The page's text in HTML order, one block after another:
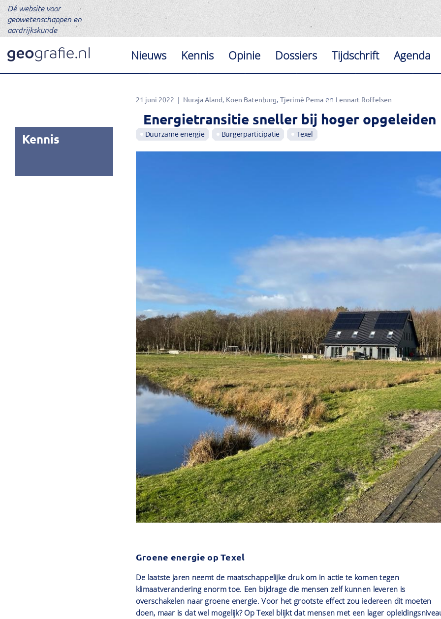
Dé website voor
geowetenschappen en
aardrijkskunde
Nieuws Kennis Opinie Dossiers Tijdschrift Agenda
21 juni 2022 Nuraja Aland Koen Batenburg Tjerimè Pema Lennart Roffelsen
Energietransitie sneller bij hoger opgeleiden
Duurzame energie Burgerparticipatie Texel
Kennis
Groene energie op Texel
De laatste jaren neemt de maatschappelijke druk om in actie te komen tegen
klimaatverandering enorm toe. Een bijdrage die mensen zelf kunnen leveren is
overschakelen naar groene energie. Voor het grootste effect zou iedereen dit moeten
doen, maar is dat wel mogelijk? Op Texel blijkt dat mensen met een lager